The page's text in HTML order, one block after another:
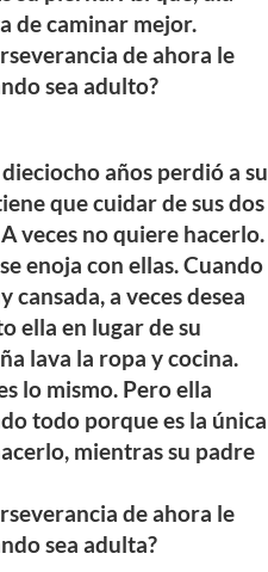
de caminar mejor.
de ahora le
sea adulto?
años perdió a su
que cuidar de sus dos
veces no quiere hacerlo.
enoja con ellas. Cuando
cansada, a veces desea
ella en lugar de su
lava la ropa y cocina.
lo mismo. Pero ella
todo porque es la única
mientras su padre
de ahora le
sea adulta?